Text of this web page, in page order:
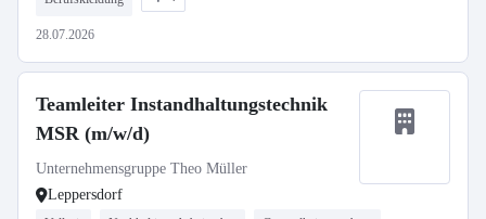
28.07.2026
Teamleiter Instandhaltungstechnik
MSR (m/w/d)
Unternehmensgruppe Theo Müller
Leppersdorf